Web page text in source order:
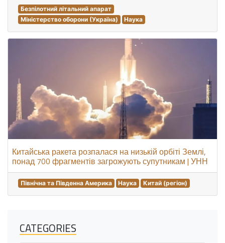
Безпілотний літальний апарат
Міністерство оборони (Україна)
Наука
Китайська ракета розпалася на низькій орбіті Землі,
понад 700 фрагментів загрожують супутникам | УНН
Північна та Південна Америка Наука Китай (регіон)
CATEGORIES